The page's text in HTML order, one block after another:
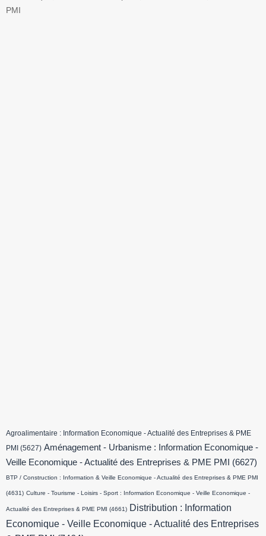
PMI
Agroalimentaire : Information Economique - Actualité des Entreprises & PME
PMI (5627) Aménagement - Urbanisme : Information Economique -
Veille Economique - Actualité des Entreprises & PME PMI
(6627)
BTP / Construction : Information & Veille Economique - Actualité des Entreprises & PME PMI
(4631) Culture - Tourisme - Loisirs - Sport : Information Economique - Veille Economique -
Actualité des Entreprises & PME PMI (4661) Distribution : Information
Economique - Veille Economique - Actualité des Entreprises